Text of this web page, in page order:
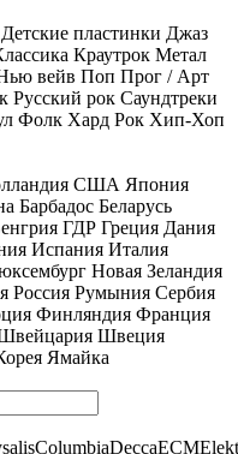
Детские пластинки Джаз
Краутрок Метал
вейв Поп Прог / Арт
Русский рок Саундтреки
Фолк Хард Рок Хип-Хоп
США Япония
Барбадос Беларусь
ГДР Греция Дания
Испания Италия
Новая Зеландия
Россия Румыния Сербия
Финляндия Франция
Швеция
Ямайка
ColumbiaDeccaECM